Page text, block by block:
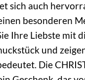
sich auch
besonderen
Ihre Liebste mit
und
Die